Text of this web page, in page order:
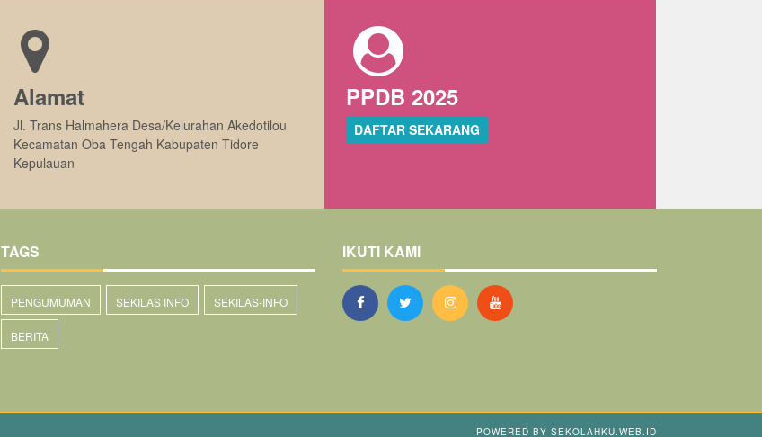
Alamat
Jl. Trans Halmahera Desa/Kelurahan Akedotilou
Kecamatan Oba Tengah Kabupaten Tidore
Kepulauan
PPDB 2025
DAFTAR SEKARANG
TAGS
PENGUMUMAN SEKILAS INFO SEKILAS-INFO
BERITA
IKUTI KAMI
POWERED BY SEKOLAHKU.WEB.ID